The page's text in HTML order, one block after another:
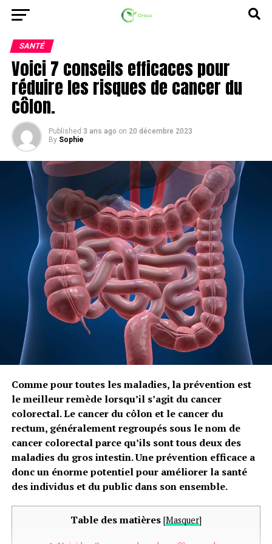
SANTÉ
Voici 7 conseils efficaces pour
réduire les risques de cancer du
côlon.
Published 3 ans ago on 20 décembre 2023
By Sophie
Comme pour toutes les maladies, la prévention est
le meilleur remède lorsqu’il s’agit du cancer
colorectal. Le cancer du côlon et le cancer du
rectum, généralement regroupés sous le nom de
cancer colorectal parce qu’ils sont tous deux des
maladies du gros intestin. Une prévention efficace a
donc un énorme potentiel pour améliorer la santé
des individus et du public dans son ensemble.
Table des matières [Masquer]